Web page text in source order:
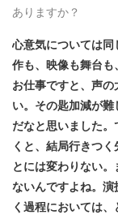
ありますか？
心意気については
作も、映像も舞台
お仕事ですと、声
い。その匙加減が
だなと思いました
くと、結局行きつ
とには変わりない
ないんですよね。
く過程においては、